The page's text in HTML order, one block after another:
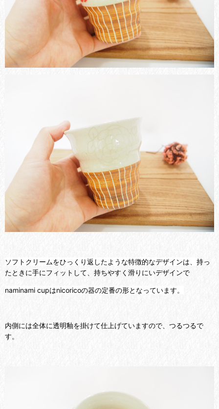
ソフトクリームをひっくり返したような特徴的なデザインは、 持っ
たときに手にフィットして、持ちやすく滑りにいデザインで
naminami cupはnicoricoの器の定番の形となっています。
内側には全体に透明釉を掛けて仕上げていますので、つるつるで
す。